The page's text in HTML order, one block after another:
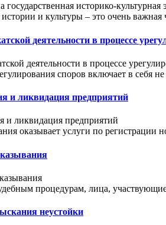
государственная историко-культурная
и культуры – это очень важная
деятельности в процессе
деятельности в процессе
споров включает в себя не
и ликвидация предприятий
и ликвидация предприятий
оказывает услуги по регистрации
процедурам, лица,
неустойки